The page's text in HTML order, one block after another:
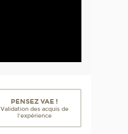
PENSEZ VAE !
Validation des acquis de
l'expérience